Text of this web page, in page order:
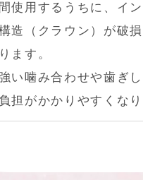
使用するうちに、イ
造（クラウン）が破
ます。
い噛み合わせや歯ぎ
担がかかりやすくなり